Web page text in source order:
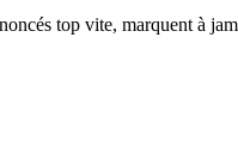
top vite, marquent à